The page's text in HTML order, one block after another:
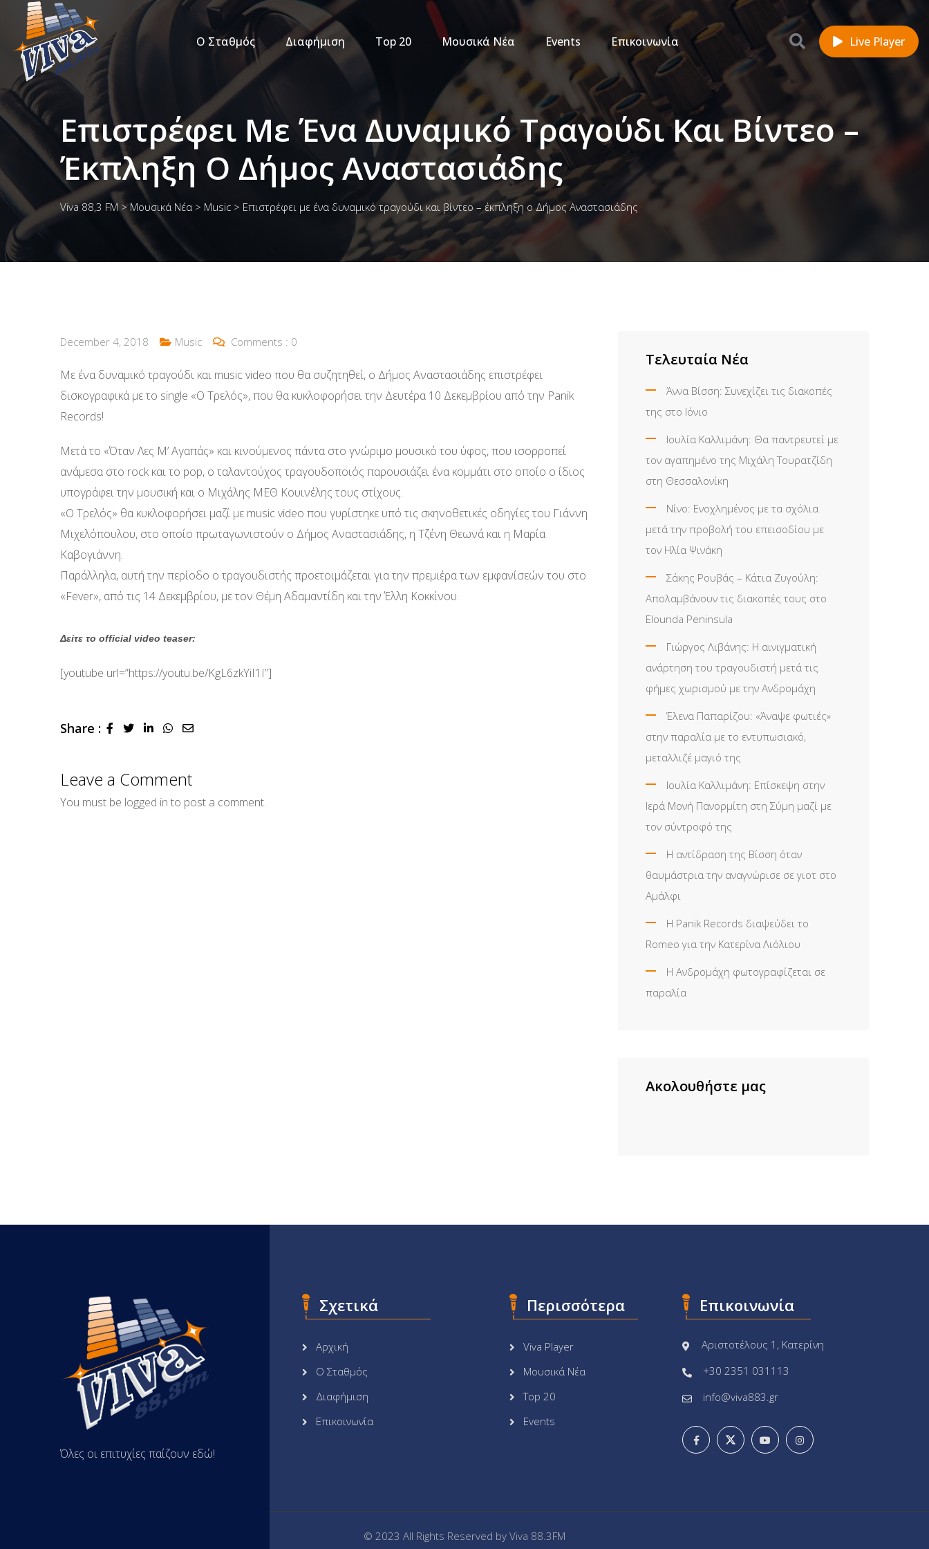
Ο Σταθμός Διαφήμιση Top 20 Μουσικά Νέα Events Επικοινωνία Live Player
Επιστρέφει Με Ένα Δυναμικό Τραγούδι Και Βίντεο –
Έκπληξη Ο Δήμος Αναστασιάδης
Viva 88,3 FM> Μουσικά Νέα > Music > Επιστρέφει με ένα δυναμικό τραγούδι και βίντεο – έκπληξη ο Δήμος Αναστασιάδης
December 4, 2018 Music Comments : 0
Με ένα δυναμικό τραγούδι και music video που θα συζητηθεί, ο Δήμος Αναστασιάδης επιστρέφει
δισκογραφικά με το single «Ο Τρελός», που θα κυκλοφορήσει την Δευτέρα 10 Δεκεμβρίου από την Panik
Records!
Μετά το «Όταν Λες Μ’ Αγαπάς» και κινούμενος πάντα στο γνώριμο μουσικό του ύφος, που ισορροπεί
ανάμεσα στο rock και το pop, ο ταλαντούχος τραγουδοποιός παρουσιάζει ένα κομμάτι στο οποίο ο ίδιος
υπογράφει την μουσική και ο Μιχάλης ΜΕΘ Κουινέλης τους στίχους.
«Ο Τρελός» θα κυκλοφορήσει μαζί με music video που γυρίστηκε υπό τις σκηνοθετικές οδηγίες του Γιάννη
Μιχελόπουλου, στο οποίο πρωταγωνιστούν ο Δήμος Αναστασιάδης, η Τζένη Θεωνά και η Μαρία
Καβογιάννη.
Παράλληλα, αυτή την περίοδο ο τραγουδιστής προετοιμάζεται για την πρεμιέρα των εμφανίσεών του στο
«Fever», από τις 14 Δεκεμβρίου, με τον Θέμη Αδαμαντίδη και την Έλλη Κοκκίνου.
Δείτε το official video teaser:
[youtube url=”https://youtu.be/KgL6zkYiI1I”]
Share : LinkedInWhatsapp
Share
Leave a Comment
You must be logged in to post a comment.
Τελευταία Νέα
Άννα Βίσση: Συνεχίζει τις διακοπές
της στο Ιόνιο
Ιουλία Καλλιμάνη: Θα παντρευτεί με
τον αγαπημένο της Μιχάλη Τουρατζίδη
στη Θεσσαλονίκη
Νίνο: Ενοχλημένος με τα σχόλια
μετά την προβολή του επεισοδίου με
τον Ηλία Ψινάκη
Σάκης Ρουβάς – Κάτια Ζυγούλη:
Απολαμβάνουν τις διακοπές τους στο
Elounda Peninsula
Γιώργος Λιβάνης: Η αινιγματική
ανάρτηση του τραγουδιστή μετά τις
φήμες χωρισμού με την Ανδρομάχη
Έλενα Παπαρίζου: «Άναψε φωτιές»
στην παραλία με το εντυπωσιακό,
μεταλλιζέ μαγιό της
Ιουλία Καλλιμάνη: Επίσκεψη στην
Ιερά Μονή Πανορμίτη στη Σύμη μαζί με
τον σύντροφό της
Η αντίδραση της Βίσση όταν
θαυμάστρια την αναγνώρισε σε γιοτ στο
Αμάλφι
Η Panik Records διαψεύδει το
Romeo για την Κατερίνα Λιόλιου
Η Ανδρομάχη φωτογραφίζεται σε
παραλία
Ακολουθήστε μας
Όλες οι επιτυχίες παίζουν εδώ!
Σχετικά
Αρχική
Ο Σταθμός
Διαφήμιση
Επικοινωνία
Περισσότερα
Viva Player
Μουσικά Νέα
Top 20
Events
Επικοινωνία
Αριστοτέλους 1, Κατερίνη
+30 2351 031113
info@viva883.gr
© 2023 All Rights Reserved by Viva 88.3FM